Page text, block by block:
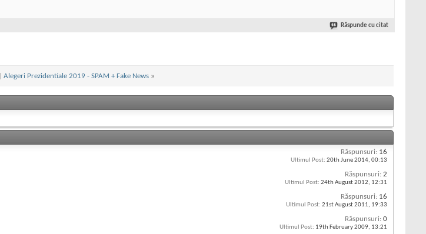
Răspunde cu citat
Alegeri Prezidentiale 2019 - SPAM + Fake News »
Răspunsuri: 16
Ultimul Post: 20th June 2014, 00:13
Răspunsuri: 2
Ultimul Post: 24th August 2012, 12:31
Răspunsuri: 16
Ultimul Post: 21st August 2011, 19:33
Răspunsuri: 0
Ultimul Post: 19th February 2009, 13:21